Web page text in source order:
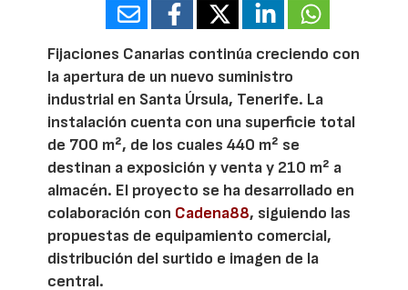
Fijaciones Canarias continúa creciendo con
la apertura de un nuevo suministro
industrial en Santa Úrsula, Tenerife. La
instalación cuenta con una superficie total
de 700 m², de los cuales 440 m² se
destinan a exposición y venta y 210 m² a
almacén. El proyecto se ha desarrollado en
colaboración con Cadena88, siguiendo las
propuestas de equipamiento comercial,
distribución del surtido e imagen de la
central.